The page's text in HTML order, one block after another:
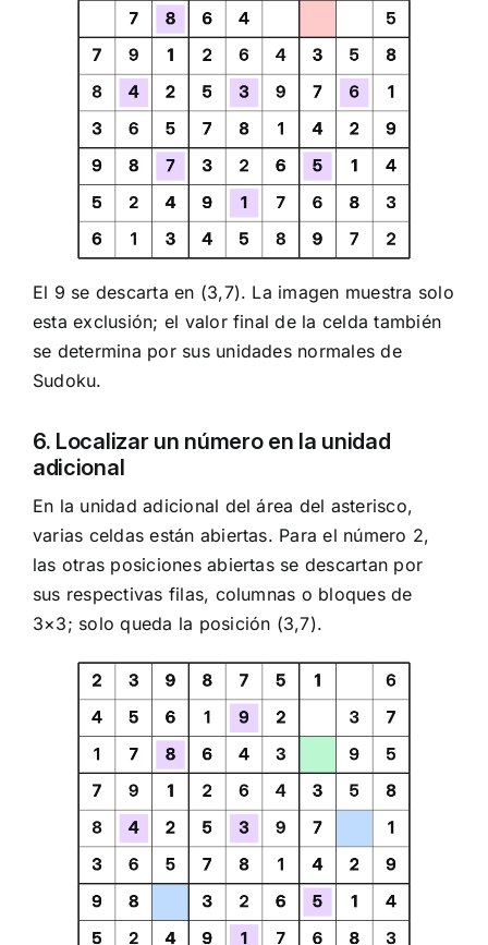
El 9 se descarta en (3,7). La imagen muestra solo
esta exclusión; el valor final de la celda también
se determina por sus unidades normales de
Sudoku.
6. Localizar un número en la unidad
adicional
En la unidad adicional del área del asterisco,
varias celdas están abiertas. Para el número 2,
las otras posiciones abiertas se descartan por
sus respectivas filas, columnas o bloques de
3×3; solo queda la posición (3,7).